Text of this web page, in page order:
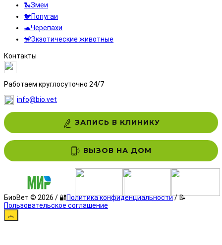
🐍Змеи
🐦Попугаи
🐢Черепахи
🐒Экзотические животные
Контакты
Работаем круглосуточно 24/7
info@bio.vet
ЗАПИСЬ В КЛИНИКУ
ВЫЗОВ НА ДОМ
БиоВет © 2026 / 🔐Политика конфиденциальности/ 📝
Пользовательское соглашение